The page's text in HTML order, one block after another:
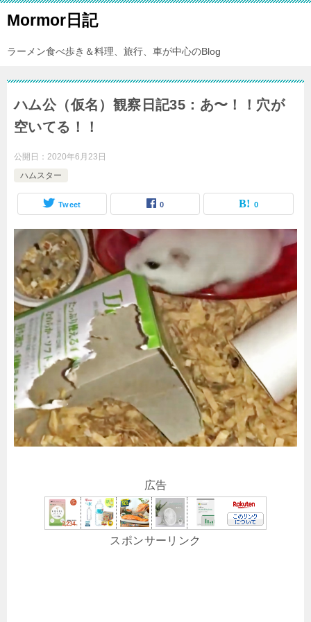
Mormor日記
ラーメン食べ歩き＆料理、旅行、車が中心のBlog
ハム公（仮名）観察日記35：あ〜！！穴が
空いてる！！
公開日： 2020年6月23日
ハムスター
Tweet 0 0
広告
スポンサーリンク